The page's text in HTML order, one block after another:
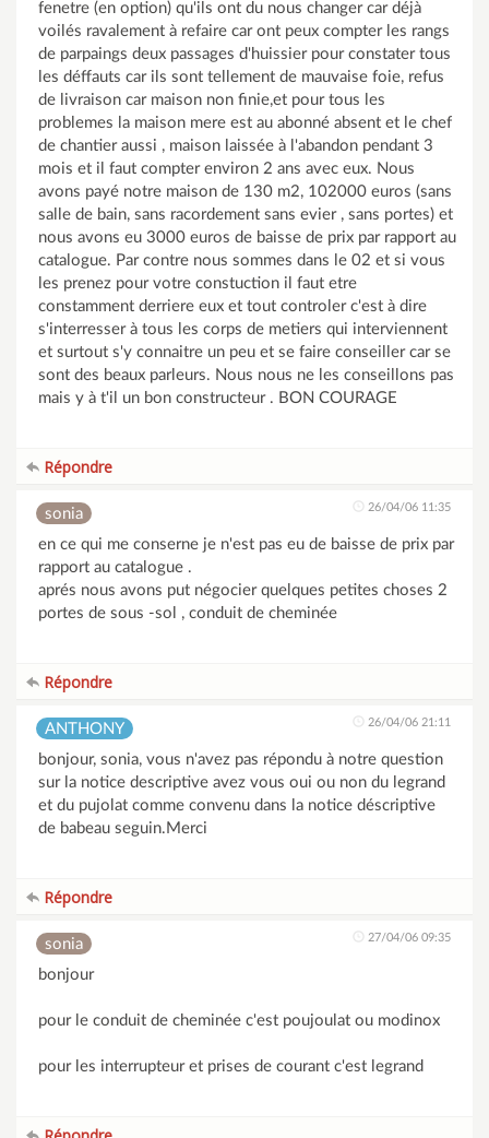
fenetre (en option) qu'ils ont du nous changer car déjà
voilés ravalement à refaire car ont peux compter les rangs
de parpaings deux passages d'huissier pour constater tous
les déffauts car ils sont tellement de mauvaise foie, refus
de livraison car maison non finie,et pour tous les
problemes la maison mere est au abonné absent et le chef
de chantier aussi , maison laissée à l'abandon pendant 3
mois et il faut compter environ 2 ans avec eux. Nous
avons payé notre maison de 130 m2, 102000 euros (sans
salle de bain, sans racordement sans evier , sans portes) et
nous avons eu 3000 euros de baisse de prix par rapport au
catalogue. Par contre nous sommes dans le 02 et si vous
les prenez pour votre constuction il faut etre
constamment derriere eux et tout controler c'est à dire
s'interresser à tous les corps de metiers qui interviennent
et surtout s'y connaitre un peu et se faire conseiller car se
sont des beaux parleurs. Nous nous ne les conseillons pas
mais y à t'il un bon constructeur . BON COURAGE
Répondre
sonia 26/04/06 11:35
en ce qui me conserne je n'est pas eu de baisse de prix par
rapport au catalogue .
aprés nous avons put négocier quelques petites choses 2
portes de sous -sol , conduit de cheminée
Répondre
ANTHONY 26/04/06 21:11
bonjour, sonia, vous n'avez pas répondu à notre question
sur la notice descriptive avez vous oui ou non du legrand
et du pujolat comme convenu dans la notice déscriptive
de babeau seguin.Merci
Répondre
sonia 27/04/06 09:35
bonjour
pour le conduit de cheminée c'est poujoulat ou modinox
pour les interrupteur et prises de courant c'est legrand